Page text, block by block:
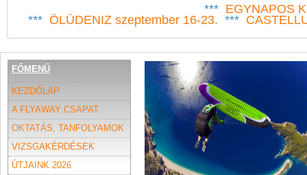
*** EGYNAPOS
*** ÖLÜDENIZ szeptember 16-23. ***
FŐMENÜ
KEZDŐLAP
A FLYAWAY CSAPAT
OKTATÁS, TANFOLYAMOK
VIZSGAKÉRDÉSEK
ÚTJAINK 2026